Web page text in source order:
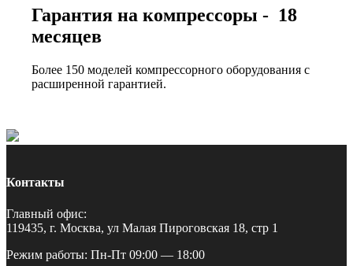
Гарантия на компрессоры - 18
месяцев
Более 150 моделей компрессорного оборудования с
расширенной гарантией.
Контакты
Главный офис:
119435, г. Москва, ул Малая Пироговская 18, стр 1
Режим работы: Пн-Пт 09:00 — 18:00